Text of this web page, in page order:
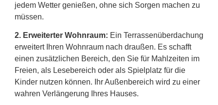
jedem Wetter genießen, ohne sich Sorgen machen zu
müssen.
2. Erweiterter Wohnraum: Ein Terrassenüberdachung
erweitert Ihren Wohnraum nach draußen. Es schafft
einen zusätzlichen Bereich, den Sie für Mahlzeiten im
Freien, als Lesebereich oder als Spielplatz für die
Kinder nutzen können. Ihr Außenbereich wird zu einer
wahren Verlängerung Ihres Hauses.